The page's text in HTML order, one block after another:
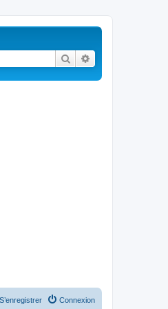
Rechercher
Connexion
S’enregistrer